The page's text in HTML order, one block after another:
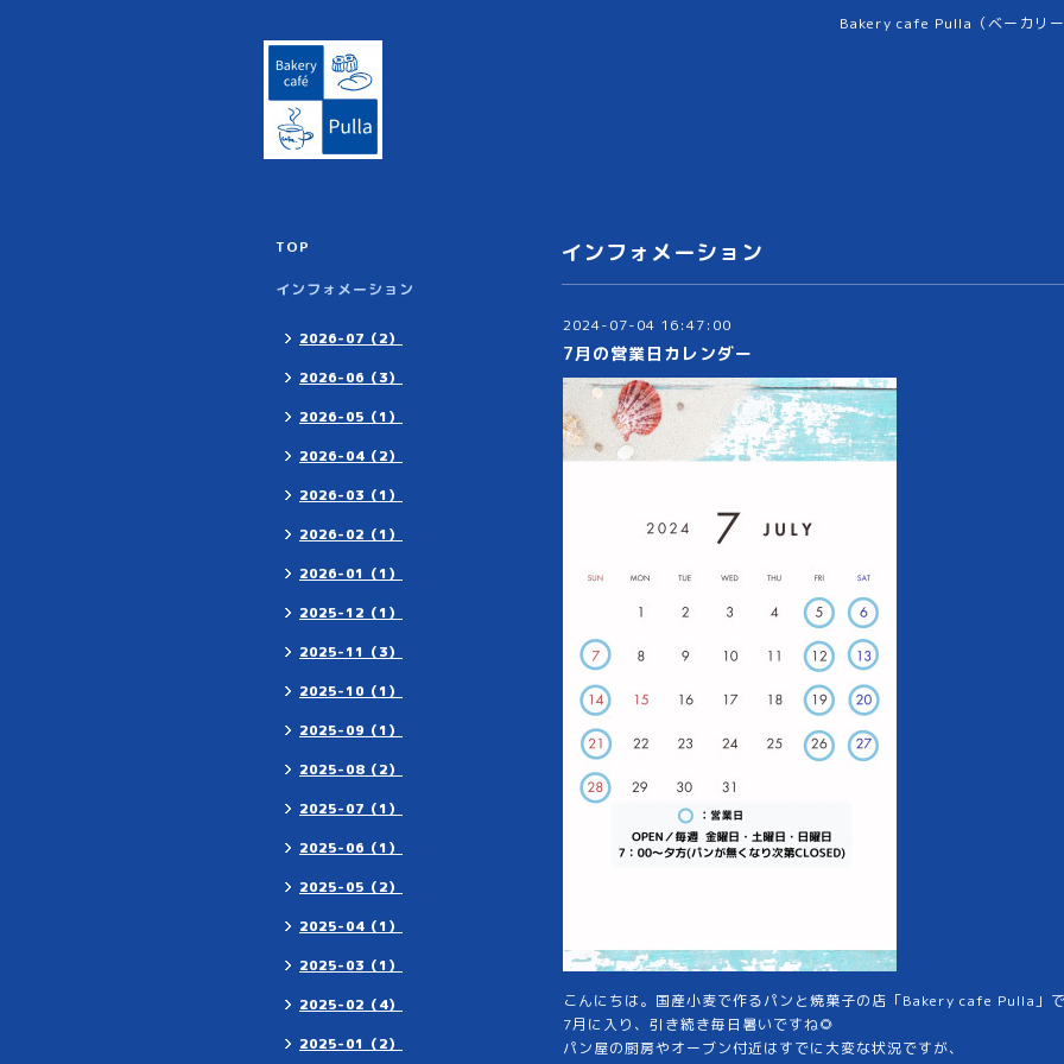
Bakery cafe Pulla（ベーカリ
インフォメーション
2024-07-04 16:47:00
7月の営業日カレンダー
こんにちは。国産小麦で作るパンと焼菓子の店「Bakery cafe Pulla」
7月に入り、引き続き毎日暑いですね🌻
パン屋の厨房やオーブン付近はすでに大変な状況ですが、
TOP
インフォメーション
2026-07（2）
2026-06（3）
2026-05（1）
2026-04（2）
2026-03（1）
2026-02（1）
2026-01（1）
2025-12（1）
2025-11（3）
2025-10（1）
2025-09（1）
2025-08（2）
2025-07（1）
2025-06（1）
2025-05（2）
2025-04（1）
2025-03（1）
2025-02（4）
2025-01（2）